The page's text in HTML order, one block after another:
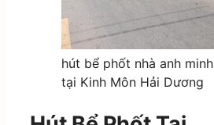
hút bể phốt nhà anh minh
tại Kinh Môn Hải Dương